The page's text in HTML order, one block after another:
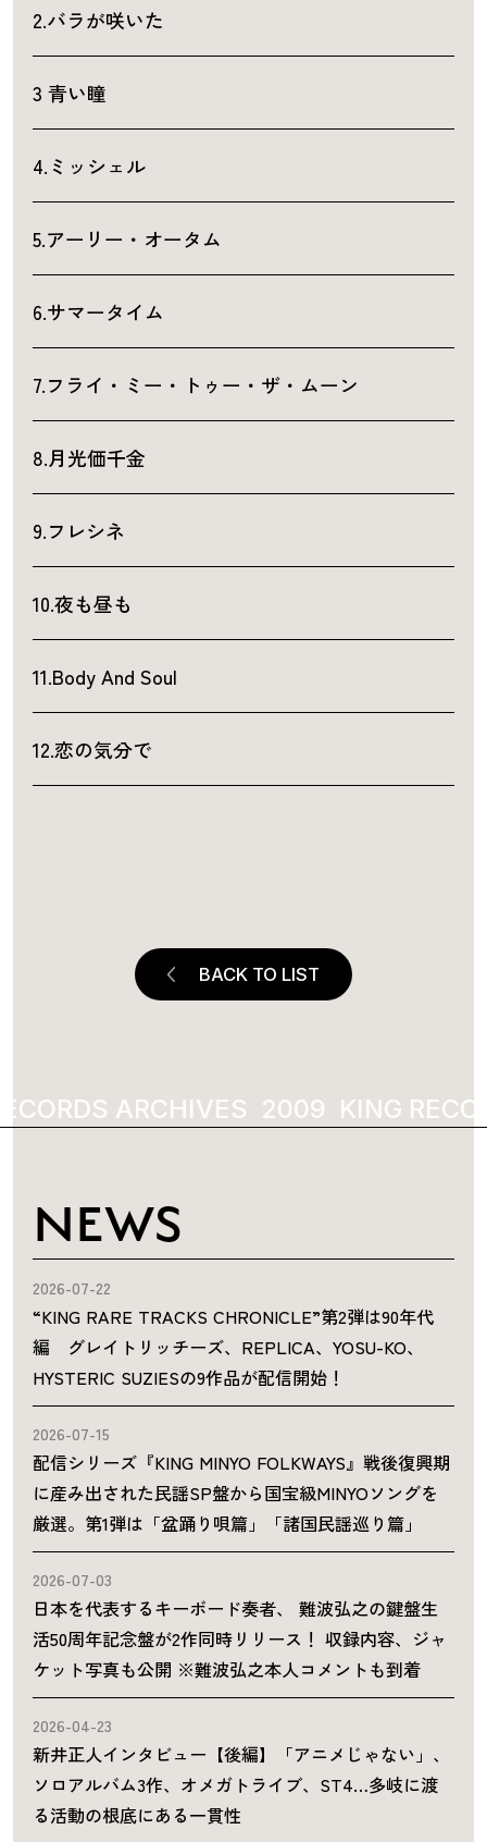
2.バラが咲いた
3 青い瞳
4.ミッシェル
5.アーリー・オータム
6.サマータイム
7.フライ・ミー・トゥー・ザ・ムーン
8.月光価千金
9.フレシネ
10.夜も昼も
11.Body And Soul
12.恋の気分で
BACK TO LIST
ARCHIVES 2009 KING
NEWS
2026-07-22
“KING RARE TRACKS CHRONICLE”第2弾は90年代
編 グレイトリッチーズ、REPLICA、YOSU-KO、
HYSTERIC SUZIESの9作品が配信開始！
2026-07-15
配信シリーズ『KING MINYO FOLKWAYS』戦後復興期
に産み出された民謡SP盤から国宝級MINYOソングを
厳選。第1弾は「盆踊り唄篇」「諸国民謡巡り篇」
2026-07-03
日本を代表するキーボード奏者、 難波弘之の鍵盤生
活50周年記念盤が2作同時リリース！ 収録内容、ジャ
ケット写真も公開 ※難波弘之本人コメントも到着
2026-04-23
新井正人インタビュー【後編】「アニメじゃない」、
ソロアルバム3作、オメガトライブ、ST4…多岐に渡
る活動の根底にある一貫性